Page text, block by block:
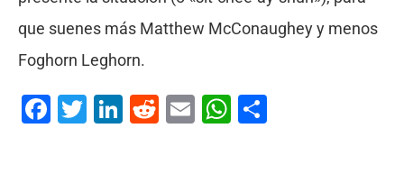
que suenes más Matthew McConaughey y menos
Foghorn Leghorn.
Facebook
Twitter
LinkedIn
Reddit
EmailWhatsApp
Compartir